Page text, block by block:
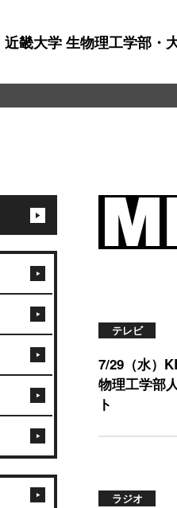
近畿大学 生物理工学部・
テレビ
7/29（水）
物理工学部
ト
ラジオ